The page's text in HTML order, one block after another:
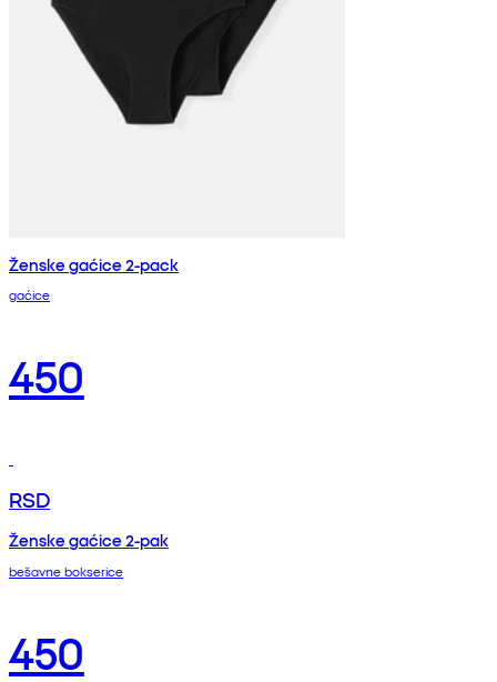
Ženske gaćice 2-pack
gaćice
450
RSD
Ženske gaćice 2-pak
bešavne bokserice
450